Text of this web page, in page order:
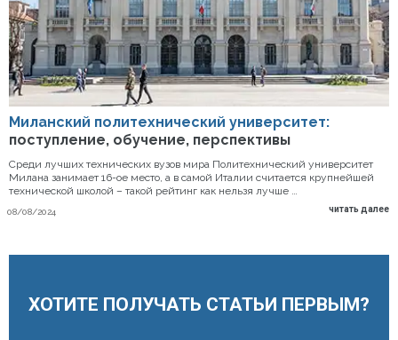
Миланский политехнический университет:
поступление, обучение, перспективы
08/08/2024
Среди лучших технических вузов мира Политехнический университет
Милана занимает 16-ое место, а в самой Италии считается крупнейшей
технической школой – такой рейтинг как нельзя лучше …
читать далее
ХОТИТЕ ПОЛУЧАТЬ СТАТЬИ ПЕРВЫМ?